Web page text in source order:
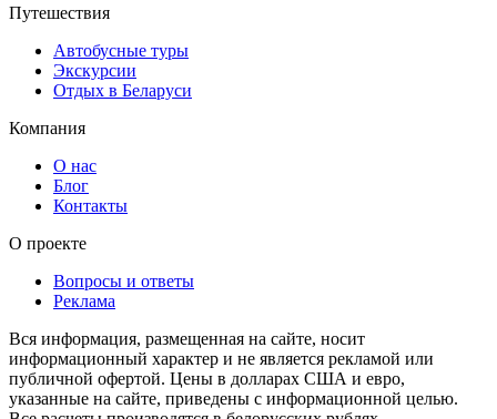
Путешествия
Автобусные туры
Экскурсии
Отдых в Беларуси
Компания
О нас
Блог
Контакты
О проекте
Вопросы и ответы
Реклама
Вся информация, размещенная на сайте, носит
информационный характер и не является рекламой или
публичной офертой. Цены в долларах США и евро,
указанные на сайте, приведены с информационной целью.